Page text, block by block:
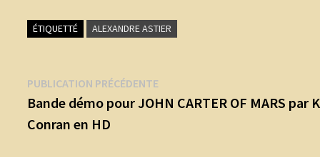
ÉTIQUETTÉ ALEXANDRE ASTIER
Navigation
de
l’article
PUBLICATION PRÉCÉDENTE
précédente :
Bande démo pour JOHN CARTER OF MARS par
Conran en HD